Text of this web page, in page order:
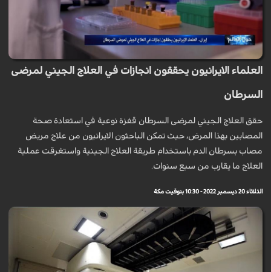
العلماء الايرانيون يحققون انجازات في العلاج الجيني لمرضى
السرطان
حقق العلاج الجيني لمرضى السرطان قفزة نوعية في استعادة صحة
المصابين بهذا المرض، حيث تمكن الباحثون الايرانيون من علاج مريض
مصاب بسرطان الدم باستخدام طريقة العلاج الجينية واستغرقت عملية
العلاج ما يقارب من سبع سنوات.
الثلاثاء 20 ديسمبر 2022 - 10:30 بتوقيت مكة